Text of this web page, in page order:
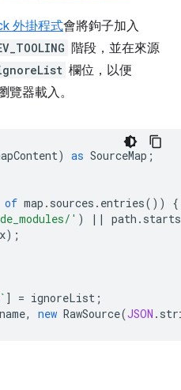
外掛程式會將鉤子加入
階段，並在來源
欄位，以便
器載入。
) as SourceMap ;
of map . sources . entries())
{
' ) || path .
);
] = ignoreList ;
name, new RawSource(JSON .